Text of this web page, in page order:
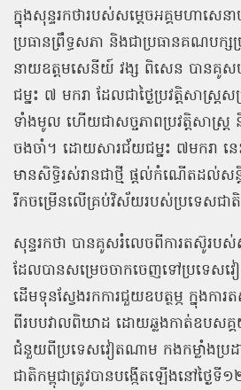
ក្នុងសុន្ទរកថារបស់សម្តេចអគ្គមហាស
ប្រធានព្រឹទ្ធសភា និងជាប្រធានគណបក្ស
នាយឧត្តមសេនីយ៍ វង្ស ពិសេន បានគូសប
ជម្នះ ៧ មករា ដែលជាថ្ងៃប្រវត្តិសាស្រ្តស
ទាំងមូល ហើយជាសច្ចភាពប្រវត្តិសាស្ត្រ
ចងចាំ។ ដោយសារជ័យជម្នះ ៧មករា នេ
មានសិទ្ធិរស់រានជាថ្មី ផ្ដល់កំណើតដល់សន្
រីកចម្រើនលើគ្រប់វិស័យរបស់ប្រទេសជា
សុន្ទរកថា បានគូសរំលេចពីការតស៊ូរប
ដែលបានសម្រេចចាកចេញទៅប្រទេសវ
ដើមទុនស្វែងរកការជួយឧបត្ថម្ភ ក្នុងកា
ពីរបបវាលពិឃាដ ដោយឆ្លងកាត់ឧបសគ្
ជំនួយពីប្រទេសវៀតណាម កងកម្លាំងប្រដា
ជាតិកម្ពុជាត្រូវបានបង្កើតឡើងនៅថ្ងៃ